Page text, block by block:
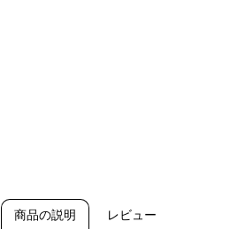
商品の説明 レビュー